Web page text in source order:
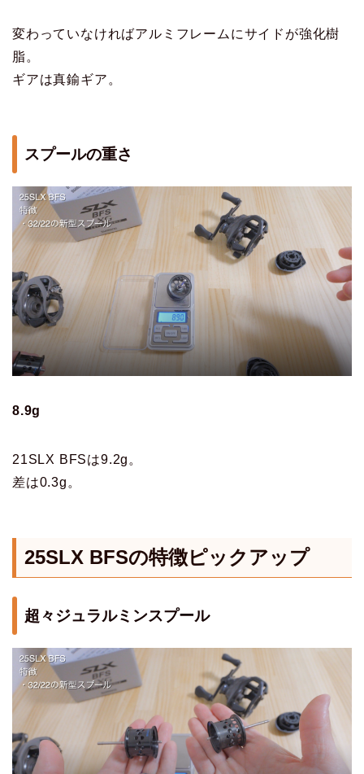
変わっていなければアルミフレームにサイドが強化樹
脂。
ギアは真鍮ギア。
スプールの重さ
8.9g
21SLX BFSは9.2g。
差は0.3g。
25SLX BFSの特徴ピックアップ
超々ジュラルミンスプール